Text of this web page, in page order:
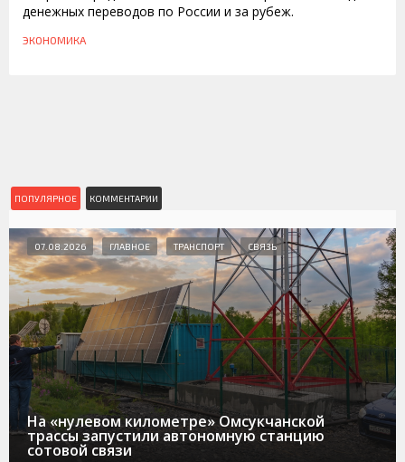
денежных переводов по России и за рубеж.
ЭКОНОМИКА
ПОПУЛЯРНОЕ КОММЕНТАРИИ
На «нулевом километре» Омсукчанской
трассы запустили автономную станцию
сотовой связи
07.08.2026 ГЛАВНОЕ ТРАНСПОРТ СВЯЗЬ